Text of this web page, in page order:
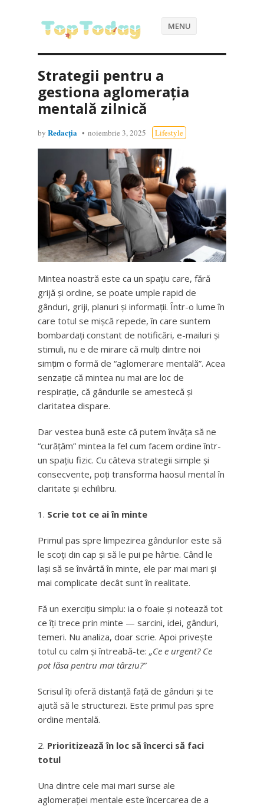
MENU
Strategii pentru a
gestiona aglomerația
mentală zilnică
by Redacția noiembrie 3, 2025 Lifestyle
Mintea noastră este ca un spațiu care, fără
grijă și ordine, se poate umple rapid de
gânduri, griji, planuri și informații. Într-o lume în
care totul se mișcă repede, în care suntem
bombardați constant de notificări, e-mailuri și
stimuli, nu e de mirare că mulți dintre noi
simțim o formă de “aglomerare mentală”. Acea
senzație că mintea nu mai are loc de
respirație, că gândurile se amestecă și
claritatea dispare.
Dar vestea bună este că putem învăța să ne
“curățăm” mintea la fel cum facem ordine într-
un spațiu fizic. Cu câteva strategii simple și
consecvente, poți transforma haosul mental în
claritate și echilibru.
Scrie tot ce ai în minte
Primul pas spre limpezirea gândurilor este să
le scoți din cap și să le pui pe hârtie. Când le
lași să se învârtă în minte, ele par mai mari și
mai complicate decât sunt în realitate.
Fă un exercițiu simplu: ia o foaie și notează tot
ce îți trece prin minte — sarcini, idei, gânduri,
temeri. Nu analiza, doar scrie. Apoi privește
totul cu calm și întreabă-te: „Ce e urgent? Ce
pot lăsa pentru mai târziu?”
Scrisul îți oferă distanță față de gânduri și te
ajută să le structurezi. Este primul pas spre
ordine mentală.
Prioritizează în loc să încerci să faci
totul
Una dintre cele mai mari surse ale
aglomerației mentale este încercarea de a